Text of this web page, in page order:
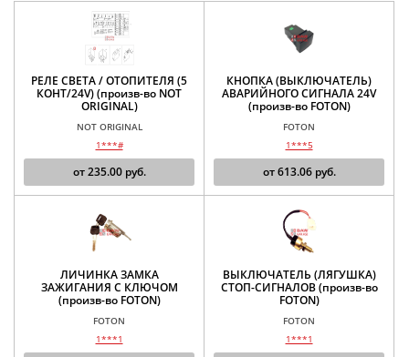
РЕЛЕ СВЕТА / ОТОПИТЕЛЯ (5
КОНТ/24V) (произв-во NOT
ORIGINAL)
NOT ORIGINAL
1***#
от235.00руб.
КНОПКА (ВЫКЛЮЧАТЕЛЬ)
АВАРИЙНОГО СИГНАЛА 24V
(произв-во FOTON)
FOTON
1***5
от613.06руб.
ЛИЧИНКА ЗАМКА
ЗАЖИГАНИЯ С КЛЮЧОМ
(произв-во FOTON)
FOTON
1***1
ВЫКЛЮЧАТЕЛЬ (ЛЯГУШКА)
СТОП-СИГНАЛОВ (произв-во
FOTON)
FOTON
1***1